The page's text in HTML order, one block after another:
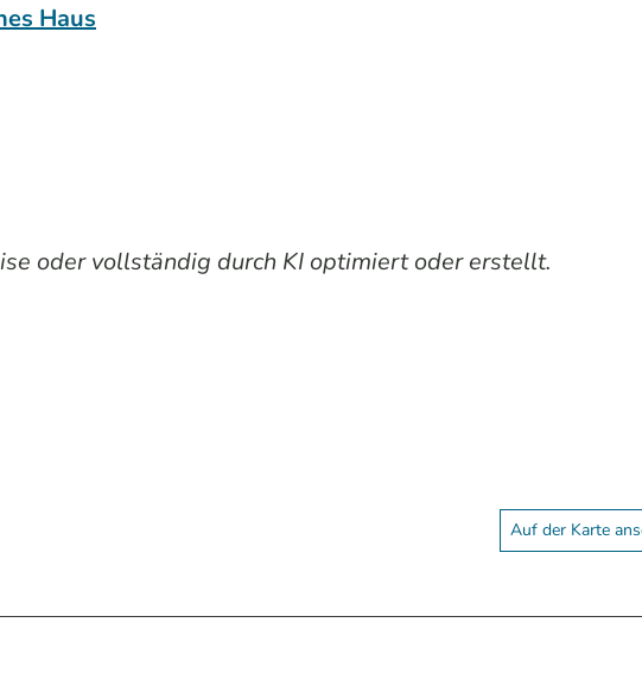
Haus
oder vollständig durch KI optimiert oder erstellt.
Auf der Karte